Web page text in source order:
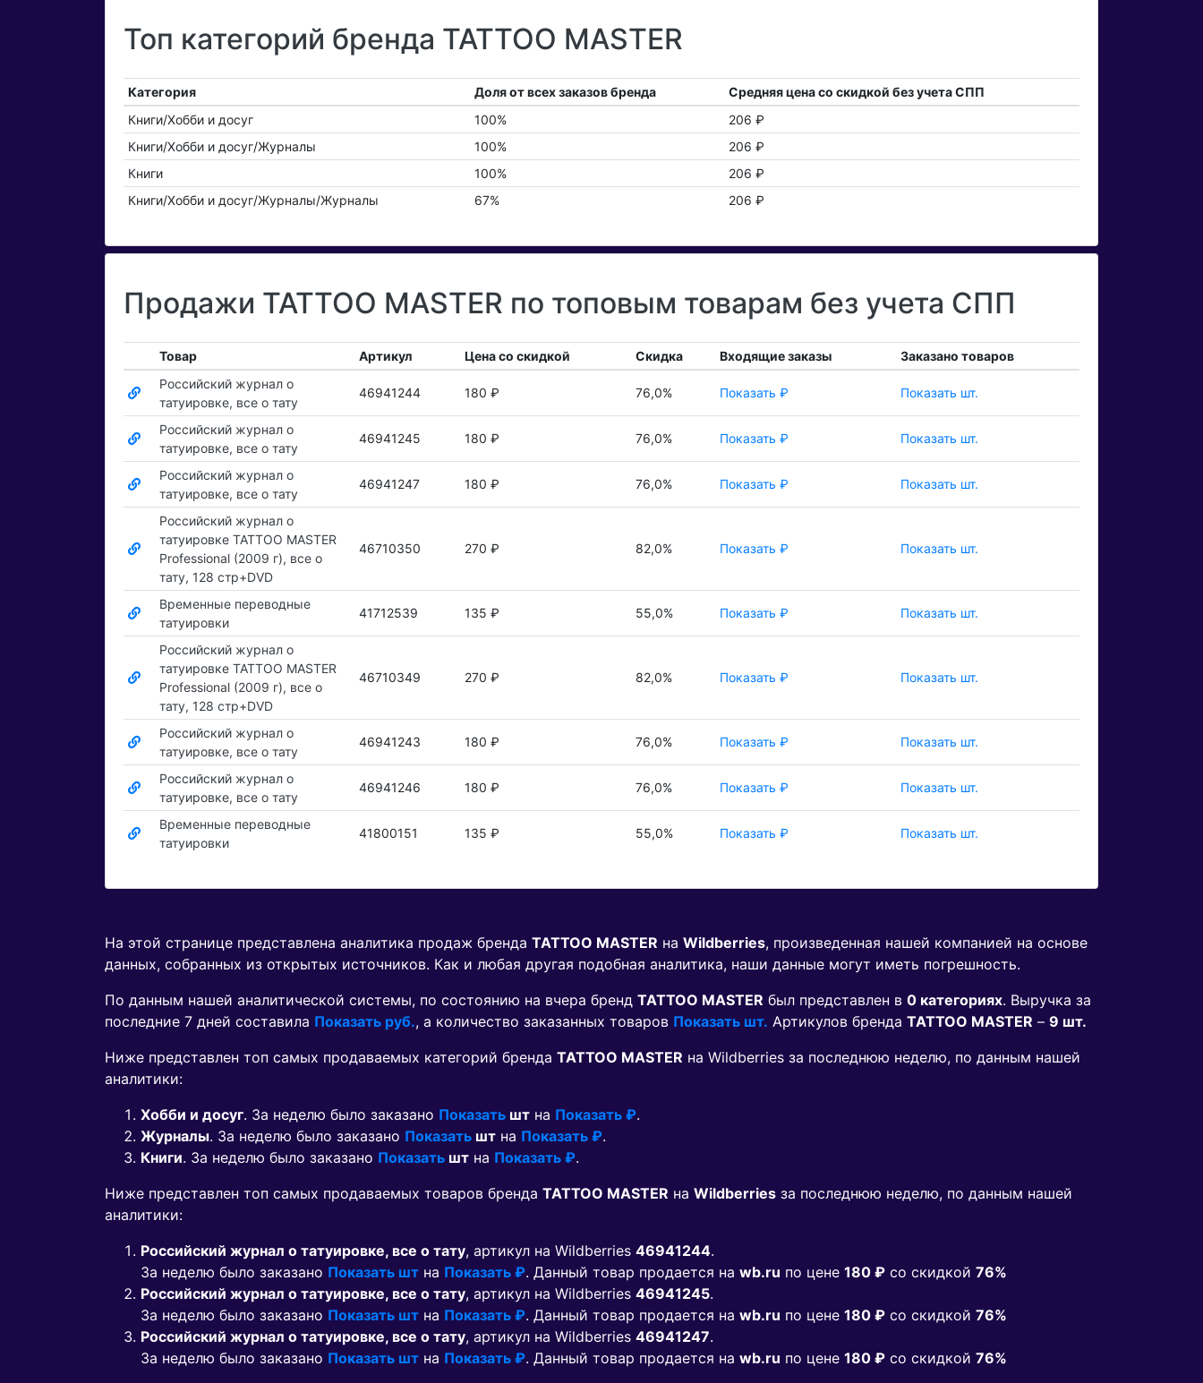
Топ категорий бренда TATTOO MASTER
Категория Доля от всех заказов бренда
Средняя цена со скидкой без учета СПП
Книги/Хобби и досуг
100%
206 ₽
Книги/Хобби и досуг/Журналы
100%
206 ₽
Книги
100%
206 ₽
Книги/Хобби и досуг/Журналы/Журналы
67% 206 ₽
Продажи TATTOO MASTER по топовым товарам без учета СПП
Товар Артикул Цена со скидкой Скидка Входящие заказы
Заказано товаров
Российский журнал о
татуировке, все о тату
46941244 180 ₽ 76,0% Показать ₽ Показать шт.
Российский журнал о
татуировке, все о тату
46941245 180 ₽ 76,0% Показать ₽ Показать шт.
Российский журнал о
татуировке, все о тату
46941247 180 ₽ 76,0% Показать ₽ Показать шт.
Российский журнал о
татуировке TATTOO MASTER
Professional (2009 г), все о
тату, 128 стр+DVD
46710350 270 ₽ 82,0% Показать ₽ Показать шт.
Временные переводные
татуировки
41712539 135 ₽ 55,0% Показать ₽ Показать шт.
Российский журнал о
татуировке TATTOO MASTER
Professional (2009 г), все о
тату, 128 стр+DVD
46710349 270 ₽ 82,0% Показать ₽ Показать шт.
Российский журнал о
татуировке, все о тату
46941243 180 ₽ 76,0% Показать ₽ Показать шт.
Российский журнал о
татуировке, все о тату
46941246 180 ₽ 76,0% Показать ₽ Показать шт.
Временные переводные
татуировки
41800151 135 ₽ 55,0% Показать ₽ Показать шт.
На этой странице представлена аналитика продаж бренда TATTOO MASTER на Wildberries, произведенная нашей компанией на основе
данных, собранных из открытых источников. Как и любая другая подобная аналитика, наши данные могут иметь погрешность.
По данным нашей аналитической системы, по состоянию на вчера бренд TATTOO MASTER был представлен в 0 категориях. Выручка за
последние 7 дней составила Показать руб., а количество заказанных товаров Показать шт. Артикулов бренда TATTOO MASTER – 9 шт.
Ниже представлен топ самых продаваемых категорий бренда TATTOO MASTER на Wildberries за последнюю неделю, по данным нашей
аналитики:
Хобби и досуг. За неделю было заказано Показать шт на Показать ₽.
Журналы. За неделю было заказано Показать шт на Показать ₽.
Книги. За неделю было заказано Показать шт на Показать ₽.
Ниже представлен топ самых продаваемых товаров бренда TATTOO MASTER на Wildberries за последнюю неделю, по данным нашей
аналитики:
Российский журнал о татуировке, все о тату, артикул на Wildberries 46941244.
За неделю было заказано Показать шт на Показать ₽. Данный товар продается на wb.ru по цене 180 ₽ co скидкой 76%
Российский журнал о татуировке, все о тату, артикул на Wildberries 46941245.
За неделю было заказано Показать шт на Показать ₽. Данный товар продается на wb.ru по цене 180 ₽ co скидкой 76%
Российский журнал о татуировке, все о тату, артикул на Wildberries 46941247.
За неделю было заказано Показать шт на Показать ₽. Данный товар продается на wb.ru по цене 180 ₽ co скидкой 76%